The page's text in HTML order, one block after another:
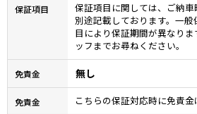
保証項目
保証項目に関しては、ご納
別途記載しております。一
目により保証期間が異なり
ッフまでお尋ねください。
免責金 無し
免責金 こちらの保証対応時に免責金